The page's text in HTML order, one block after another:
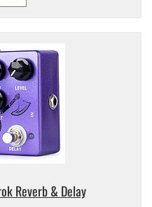
Reverb & Delay